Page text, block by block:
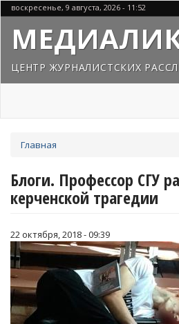
Перейти
к
основному
содержанию
воскресенье, 9 августа, 2026 - 11:52
ЦЕНТР ЖУРНАЛИСТСКИХ
здесь
Главная
Блоги. Профессор СГУ
керченской трагедии
22 октября, 2018 - 09:39